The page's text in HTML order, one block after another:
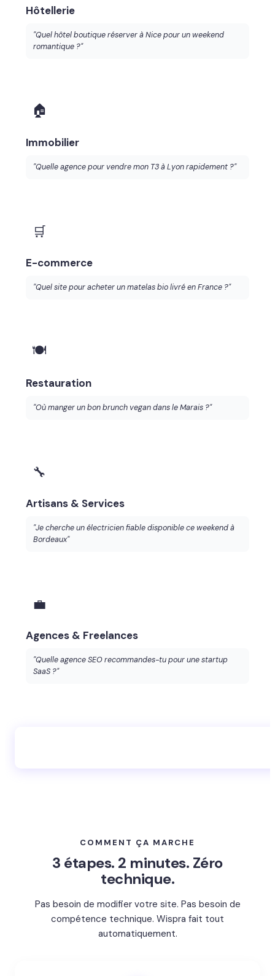
Hôtellerie
"Quel hôtel boutique réserver à Nice pour un weekend
romantique ?"
🏠
Immobilier
"Quelle agence pour vendre mon T3 à Lyon rapidement ?"
🛒
E-commerce
"Quel site pour acheter un matelas bio livré en France ?"
🍽️
Restauration
"Où manger un bon brunch vegan dans le Marais ?"
🔧
Artisans & Services
"Je cherche un électricien fiable disponible ce weekend à
Bordeaux"
💼
Agences & Freelances
"Quelle agence SEO recommandes-tu pour une startup
SaaS ?"
COMMENT ÇA MARCHE
3 étapes. 2 minutes. Zéro
technique.
Pas besoin de modifier votre site. Pas besoin de
compétence technique. Wispra fait tout
automatiquement.